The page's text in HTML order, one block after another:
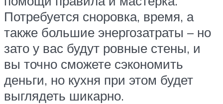
Потребуется сноровка, время, а
также большие энергозатраты – но
зато у вас будут ровные стены, и
вы точно сможете сэкономить
деньги, но кухня при этом будет
выглядеть шикарно.